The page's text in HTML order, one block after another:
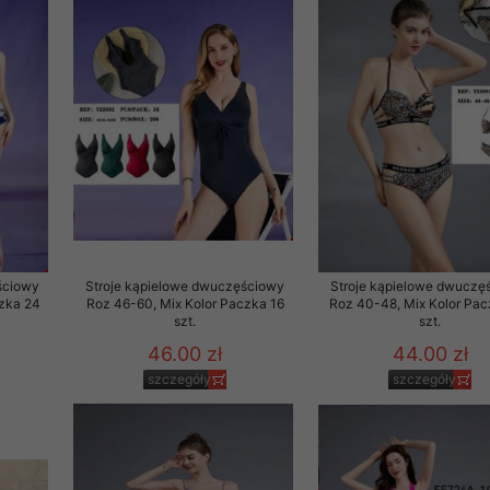
24
Stroje kąpielowe dwuczęściowy
Roz 46-60, Mix Kolor Paczka 16
szt.
46.00 zł
szczegóły
Stroje kąpielowe
Roz 40-48, Mix Kolor
szt.
44.00 zł
szczegóły
sierpnia 1997 r. o
przechowujemy na
jedynie uprawnieni
swoich danych w celu
osobom trzecim,
na podstawie
komputerze Klienta
naszej oferty do
internetowej
tych plików
na komputerze